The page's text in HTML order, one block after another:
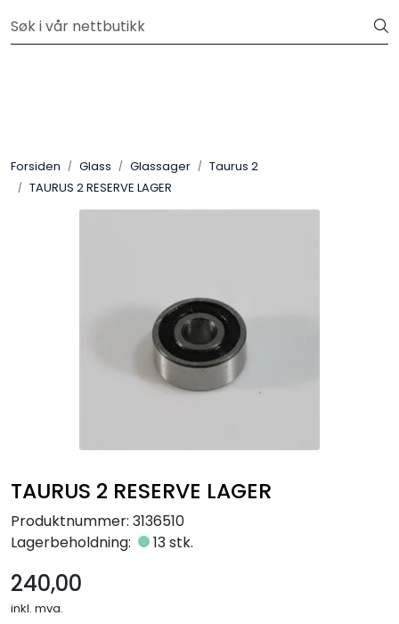
Velkommen til vår nye nettbutikk! Besøk Min side for mer
Forsiden Glass Glassager
Taurus 2
TAURUS 2 RESERVE LAGER
TAURUS 2 RESERVE LAGER
Produktnummer: 3136510
Lagerbeholdning:
13 stk.
240,00
inkl. mva.
Pulverglasur
Dekaler
Bøker